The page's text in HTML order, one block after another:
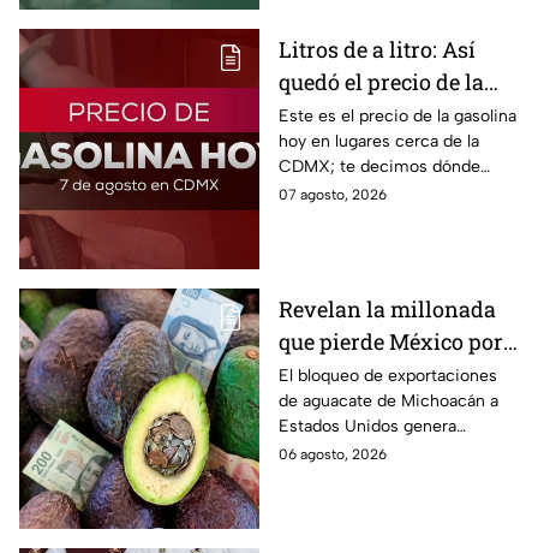
Litros de a litro: Así
quedó el precio de la
gasolina HOY
Este es el precio de la gasolina
hoy en lugares cerca de la
CDMX; te decimos dónde
encontrarla más barata este
07 agosto, 2026
Revelan la millonada
que pierde México por
el bloqueo de Estados
Unidos al aguate de
Michoacán
El bloqueo de exportaciones
de aguacate de Michoacán a
Estados Unidos genera
pérdidas millonarias.
06 agosto, 2026